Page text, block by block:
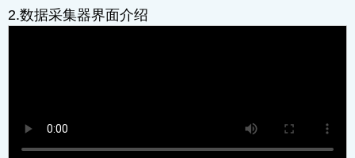
2.数据采集器界面介绍